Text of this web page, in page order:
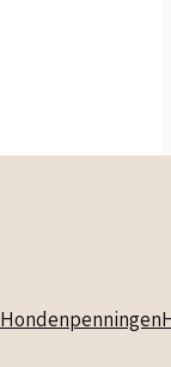
Hondenpenningen